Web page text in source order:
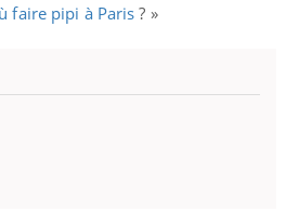
faire pipi à Paris? »